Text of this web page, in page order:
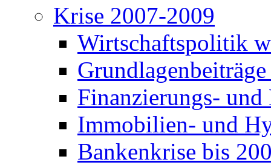
Krise 2007-2009
Wirtschaftspolitik
Finanzierungs-
Immobilien- und
Bankenkrise bis